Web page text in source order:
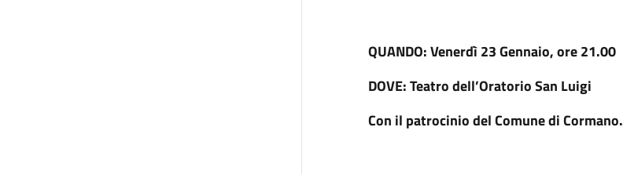
QUANDO: Venerdì 23 Gennaio, ore 21.00
DOVE: Teatro dell’Oratorio San Luigi
Con il patrocinio del Comune di Cormano.